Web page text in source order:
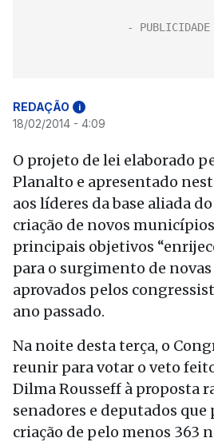
REDAÇÃO i
18/02/2014 - 4:09
O projeto de lei elaborado
Planalto e apresentado
aos líderes da base aliada
criação de novos
principais objetivos
para o surgimento de novas
aprovados pelos
ano passado.
Na noite desta terça, o
reunir para votar o veto
Dilma Rousseff à proposta
senadores e deputados que
criação de pelo menos 363